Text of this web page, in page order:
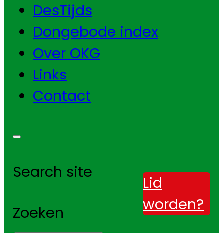
DesTijds
Dongebode index
Over OKG
Links
Contact
Search site
Zoeken
Lid
worden?